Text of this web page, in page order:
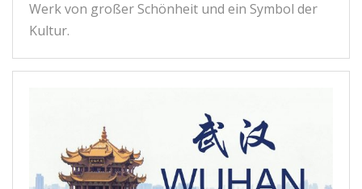
Werk von großer Schönheit und ein Symbol der
Kultur.